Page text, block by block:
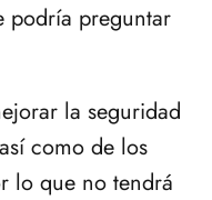
podría preguntar
la seguridad
como de los
lo que no tendrá